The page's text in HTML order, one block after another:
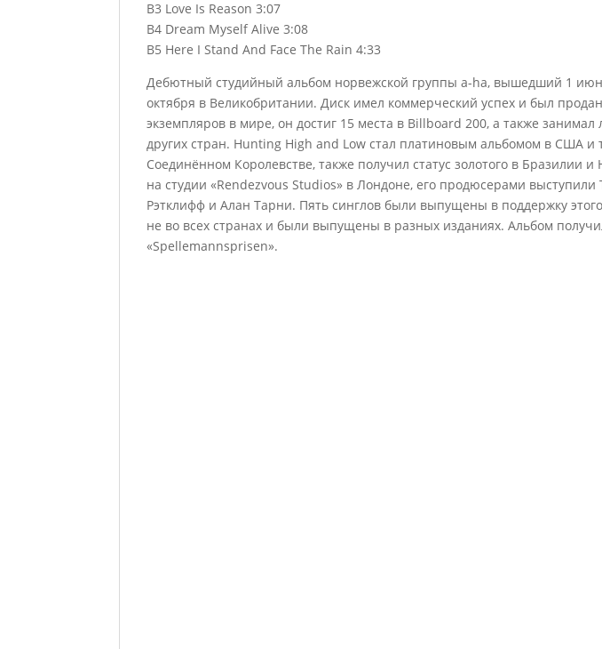
B3 Love Is Reason 3:07
B4 Dream Myself Alive 3:08
B5 Here I Stand And Face The Rain 4:33
Дебютный студийный альбом норвежской группы a-ha, вышедший 1
октября в Великобритании. Диск имел коммерческий успех и был
экземпляров в мире, он достиг 15 места в Billboard 200, а также
других стран. Hunting High and Low стал платиновым альбомом в США
Соединённом Королевстве, также получил статус золотого в Бразилии
на студии «Rendezvous Studios» в Лондоне, его продюсерами
Рэтклифф и Алан Тарни. Пять синглов были выпущены в поддержку
не во всех странах и были выпущены в разных изданиях. Альбом
«Spellemannsprisen».